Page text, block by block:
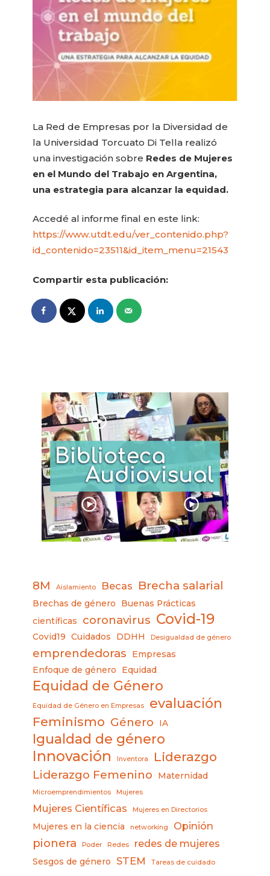
La Red de Empresas por la Diversidad de
la Universidad Torcuato Di Tella realizó
una investigación sobre Redes de Mujeres
en el Mundo del Trabajo en Argentina,
una estrategia para alcanzar la equidad.
Accedé al informe final en este link:
https://www.utdt.edu/ver_contenido.php?
id_contenido=23511&id_item_menu=21543
Compartir esta publicación:
8M Aislamiento Becas Brecha salarial
Brechas de género
Buenas Prácticas
científicas
coronavirus Covid-19
Covid19 Cuidados DDHH Desigualdad de género
emprendedoras
Empresas
Enfoque de género
Equidad
Equidad de Género
Equidad de Género en Empresas evaluación
Feminismo Género IA
Igualdad de género
Innovación Inventora Liderazgo
Liderazgo Femenino Maternidad
Microemprendimientos Mujeres
Mujeres Científicas Mujeres en Directorios
Mujeres en la ciencia networking Opinión
pionera Poder Redes redes de mujeres
Sesgos de género STEM Tareas de cuidado